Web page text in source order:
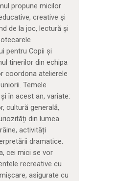
propune micilor
creative şi
de la joc, lectură și
pentru Copii şi
tinerilor din echipa
coordona atelierele
Temele
în acest an, variate:
cultură generală,
din lumea
activități
dramatice.
cei mici se vor
recreative cu
asigurate cu